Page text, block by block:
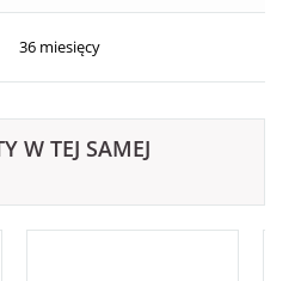
36 miesięcy
W TEJ SAMEJ